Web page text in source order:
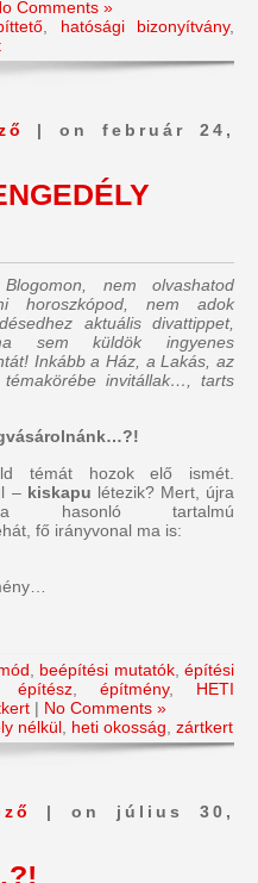
Comments »
hatósági bizonyítvány,
| on február 24,
nem olvashatod
horoszkópod, nem adok
aktuális divattippet,
sem küldök ingyenes
Inkább a Ház, a Lakás, az
témakörébe invitállak…, tarts
témát hozok elő ismét.
– kiskapu létezik? Mert, újra
tartalmú
fő irányvonal ma is:
beépítési mutatók, építési
,építész ,építmény, HETI
| No Comments »
nélkül heti okosság zártkert
| on július 30,